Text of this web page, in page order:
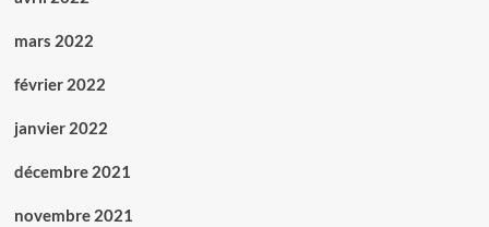
mars 2022
février 2022
janvier 2022
décembre 2021
novembre 2021